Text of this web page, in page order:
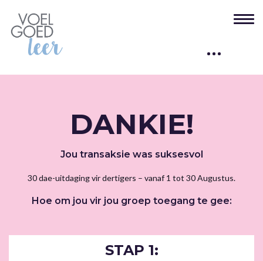
DANKIE!
Jou transaksie was suksesvol
30 dae-uitdaging vir dertigers – vanaf 1 tot 30Augustus.
Hoe om jou vir jou groep toegang te gee:
STAP 1: